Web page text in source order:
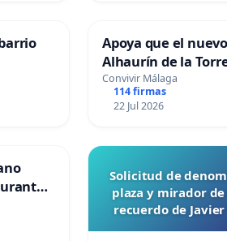
Apoya que el
Alhaurín de la
viviendas
Convivir Málaga
114 firmas
22 Jul 2026
Solicitud de
plaza y mirador
recuerdo de